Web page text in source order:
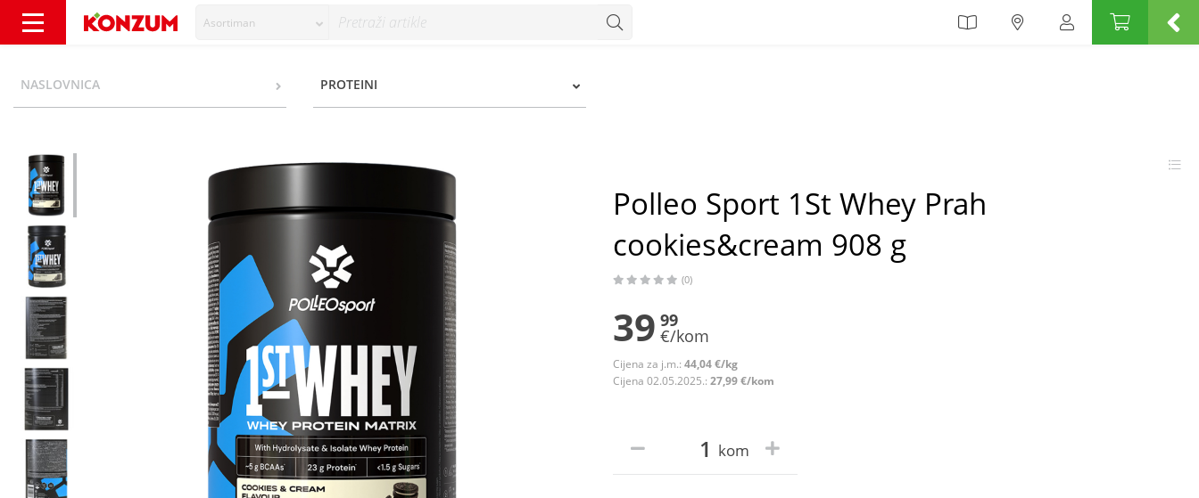
Asortiman
NASLOVNICA PROTEINI
Polleo Sport 1St Whey Prah
cookies&cream 908 g
(0)
39 99
€/kom
Cijena za j.m.: 44,04 €/kg
Cijena 02.05.2025.: 27,99 €/kom
kom